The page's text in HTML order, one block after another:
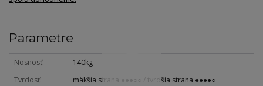
Parametre
Nosnosť
140kg
Tvrdosť
mäkšia strana ●●●○○ / tvrdšia strana ●●●●○